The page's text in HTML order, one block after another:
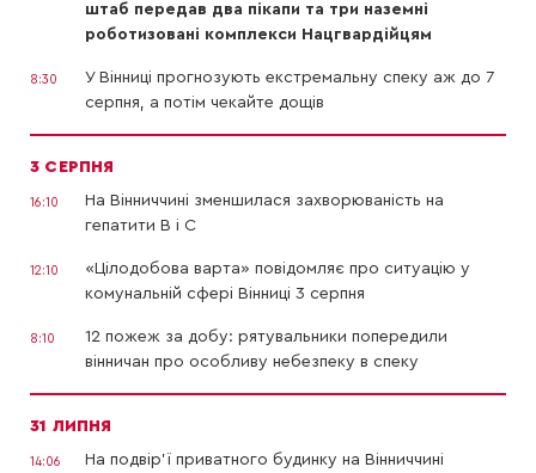
штаб передав два пікапи та три наземні
роботизовані комплекси Нацгвардійцям
8:30
У Вінниці прогнозують екстремальну спеку аж до 7
серпня, а потім чекайте дощів
3 СЕРПНЯ
16:10
На Вінниччині зменшилася захворюваність на
гепатити В і С
12:10
«Цілодобова варта» повідомляє про ситуацію у
комунальній сфері Вінниці 3 серпня
8:10
12 пожеж за добу: рятувальники попередили
вінничан про особливу небезпеку в спеку
31 ЛИПНЯ
14:06
На подвір’ї приватного будинку на Вінниччині